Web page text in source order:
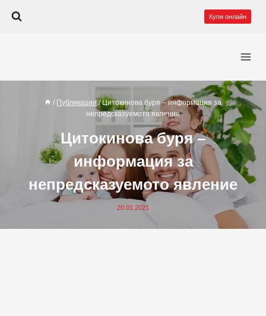
съдържанието
Купи онлайн
/ Публикации / Цитокинова буря – информация за
непредсказуемото явление
Цитокинова буря –
информация за
непредсказуемото явление
20.01.2021